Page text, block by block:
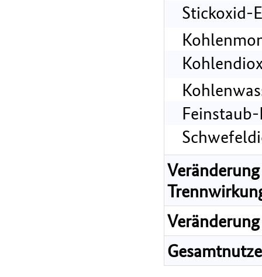
Stickoxid-